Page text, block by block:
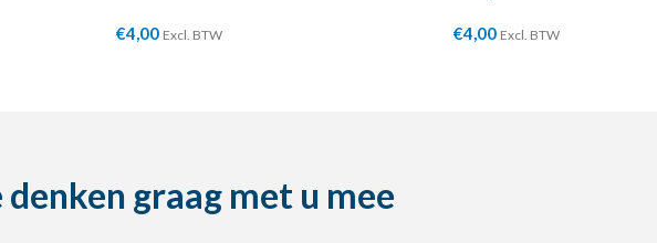
€4,00 Excl. BTW €4,00 Excl. BTW
denken graag met u mee